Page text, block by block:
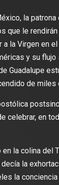
la
que le
la Virgen en
y su
Guadalupe
de miles
celebrar, en
la colina del
la
la